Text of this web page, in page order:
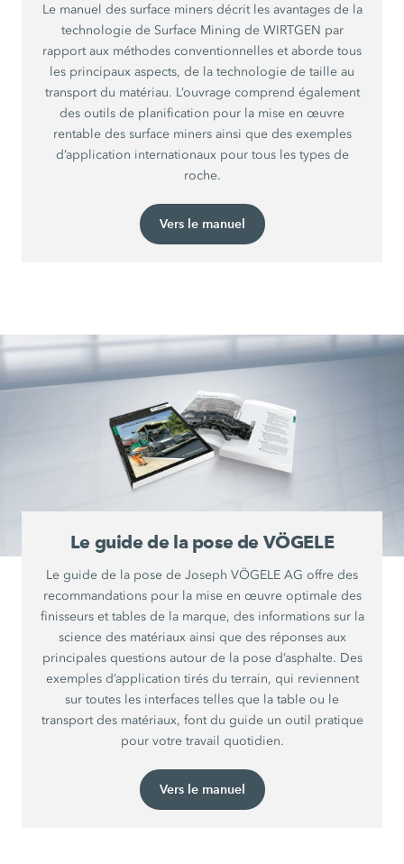
Le manuel des surface miners décrit les avantages de la
technologie de Surface Mining de WIRTGEN par
rapport aux méthodes conventionnelles et aborde tous
les principaux aspects, de la technologie de taille au
transport du matériau. L’ouvrage comprend également
des outils de planification pour la mise en œuvre
rentable des surface miners ainsi que des exemples
d’application internationaux pour tous les types de
roche.
Vers le manuel
Le guide de la pose de VÖGELE
Le guide de la pose de Joseph VÖGELE AG offre des
recommandations pour la mise en œuvre optimale des
finisseurs et tables de la marque, des informations sur la
science des matériaux ainsi que des réponses aux
principales questions autour de la pose d’asphalte. Des
exemples d’application tirés du terrain, qui reviennent
sur toutes les interfaces telles que la table ou le
transport des matériaux, font du guide un outil pratique
pour votre travail quotidien.
Vers le manuel